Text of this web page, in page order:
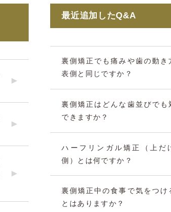
最近追加したQ&A
裏側矯正でも痛みや歯の動き
表側と同じですか？
裏側矯正はどんな歯並びでも
できますか？
ハーフリンガル矯正（上だ
側）とは何ですか？
裏側矯正中の食事で気をつけ
とはありますか？